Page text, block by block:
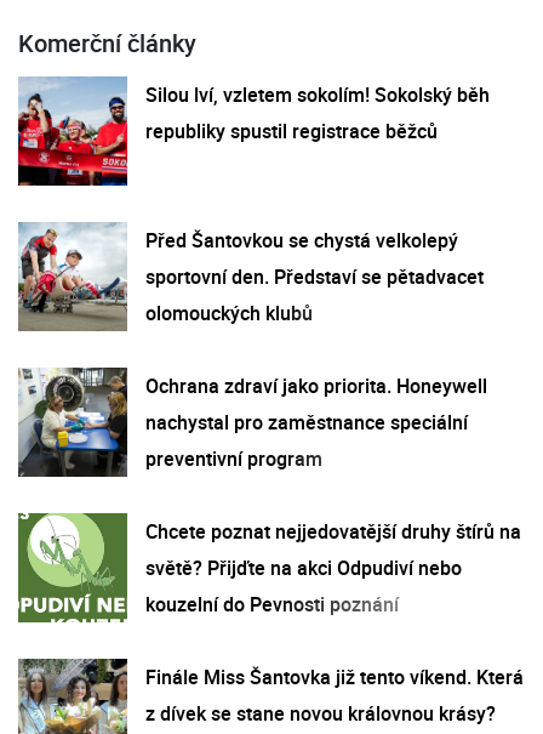
Komerční články
Silou lví, vzletem sokolím! Sokolský běh
republiky spustil registrace běžců
Před Šantovkou se chystá velkolepý
sportovní den. Představí se pětadvacet
olomouckých klubů
Ochrana zdraví jako priorita. Honeywell
nachystal pro zaměstnance speciální
preventivní program
Chcete poznat nejjedovatější druhy štírů na
světě? Přijďte na akci Odpudiví nebo
kouzelní do Pevnosti poznání
Finále Miss Šantovka již tento víkend. Která
z dívek se stane novou královnou krásy?